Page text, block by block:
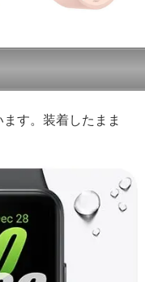
す。装着したまま